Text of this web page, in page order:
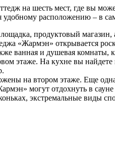
на шесть мест, где вы
расположению – в
продуктовый
«Жармэн» открывается
ванная и душевая
этаже. На кухне вы
на втором этаже. Еще
могут отдохнуть в
экстремальные виды